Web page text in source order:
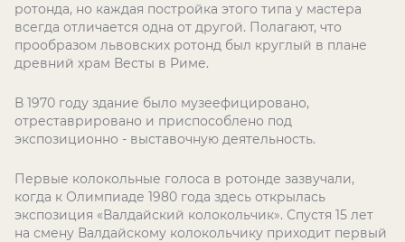
ротонда, но каждая постройка этого типа у мастера
всегда отличается одна от другой. Полагают, что
прообразом львовских ротонд был круглый в плане
древний храм Весты в Риме.
В 1970 году здание было музеефицировано,
отреставрировано и приспособлено под
экспозиционно - выставочную деятельность.
Первые колокольные голоса в ротонде зазвучали,
когда к Олимпиаде 1980 года здесь открылась
экспозиция «Валдайский колокольчик». Спустя 15 лет
на смену Валдайскому колокольчику приходит первый